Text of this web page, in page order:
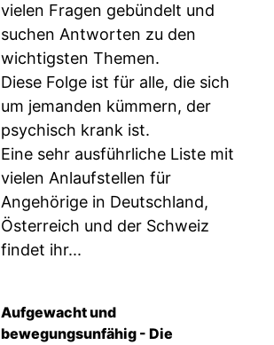
vielen Fragen gebündelt und
suchen Antworten zu den
wichtigsten Themen.
Diese Folge ist für alle, die sich
um jemanden kümmern, der
psychisch krank ist.
Eine sehr ausführliche Liste mit
vielen Anlaufstellen für
Angehörige in Deutschland,
Österreich und der Schweiz
findet ihr...
Aufgewacht und
bewegungsunfähig - Die